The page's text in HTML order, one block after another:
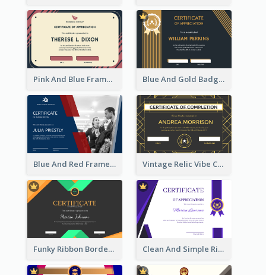
Pink And Blue Frame Company Certificate Blue And Gold Badge Appreciation Certificate
Blue And Red Frame With Photo Certificate Vintage Relic Vibe Certificate Design Template
Funky Ribbon Border Certificate Design Template Clean And Simple Ribbon Certificate Design Ideas